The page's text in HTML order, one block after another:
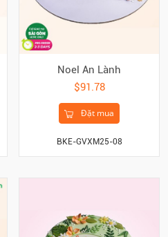
Noel An Lành
$91.78
Đặt mua
BKE-GVXM25-08